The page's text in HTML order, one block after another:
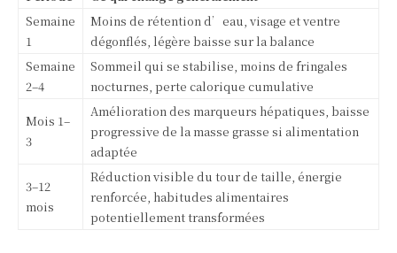
Semaine
1
Moins de rétention d’eau, visage et ventre
dégonflés, légère baisse sur la balance
Semaine
2–4
Sommeil qui se stabilise, moins de fringales
nocturnes, perte calorique cumulative
Mois 1–
3
Amélioration des marqueurs hépatiques, baisse
progressive de la masse grasse si alimentation
adaptée
3–12
mois
Réduction visible du tour de taille, énergie
renforcée, habitudes alimentaires
potentiellement transformées